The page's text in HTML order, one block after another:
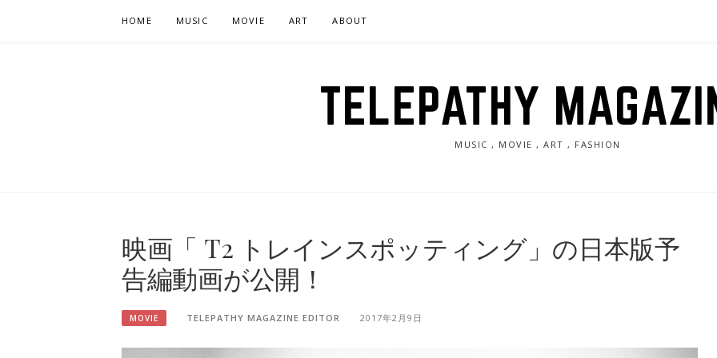
HOME MUSIC MOVIE ART ABOUT
TELEPATHY
MUSIC , MOVIE , ART , FASHION
映画「 T2 トレインスポッティング」の日本版予
告編動画が公開！
MOVIE TELEPATHY MAGAZINE EDITOR 2017年2月9日